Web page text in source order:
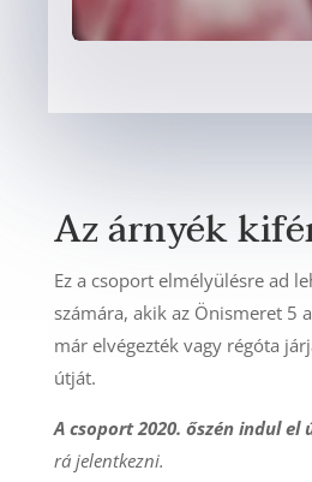
Az árnyék
Ez a csoport elmélyülésre ad
számára, akik az Önismeret 5
már elvégezték vagy régóta
útját.
A csoport 2020. őszén indul el
rá jelentkezni.